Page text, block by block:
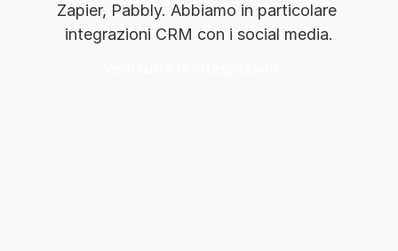
Zapier, Pabbly. Abbiamo in particolare
integrazioni CRM con i social media.